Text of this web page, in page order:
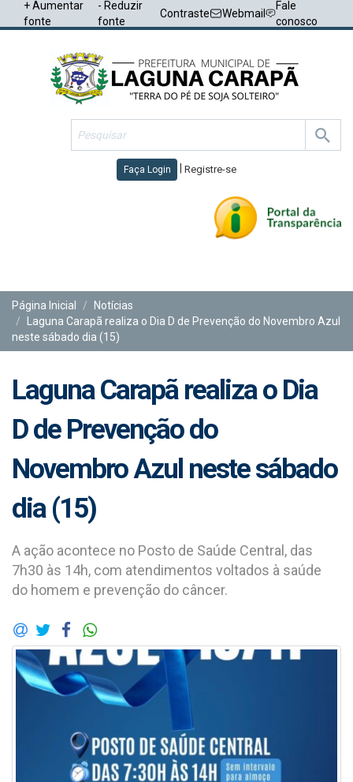
+ Aumentar
fonte
- Reduzir
fonte
Contraste Webmail
Fale
conosco
Faça Login Registre-se
Página Inicial
Notícias
Laguna Carapã realiza o Dia D de Prevenção do Novembro Azul
neste sábado dia (15)
Laguna Carapã realiza o Dia
D de Prevenção do
Novembro Azul neste sábado
dia (15)
A ação acontece no Posto de Saúde Central, das
7h30 às 14h, com atendimentos voltados à saúde
do homem e prevenção do câncer.